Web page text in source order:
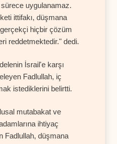
sürece uygulanamaz.
ittifakı, düşmana
hiçbir çözüm
reddetmektedir." dedi.
İsrail'e karşı
Fadlullah, iç
istediklerini belirtti.
mutabakat ve
ihtiyaç
Fadlullah, düşmana